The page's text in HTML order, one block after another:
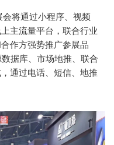
将通过小程序、视频
主流量平台，联合行业
作方强势推广参展品
据库、市场地推、联合
通过电话、短信、地推